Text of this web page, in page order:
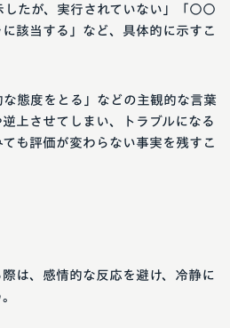
したが、実行されていない」「○○
該当する」など、具体的に示すこ
な態度をとる」などの主観的な言葉
上させてしまい、トラブルになる
も評価が変わらない事実を残すこ
は、感情的な反応を避け、冷静に